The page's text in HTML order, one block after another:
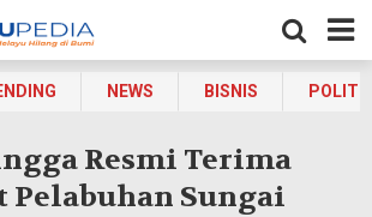
NEWS BISNIS
Resmi Terima
Pelabuhan Sungai